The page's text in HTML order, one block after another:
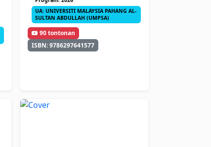
UA: UNIVERSITI MALAYSIA PAHANG AL-
SULTAN ABDULLAH (UMPSA)
90 tontonan
ISBN: 9786297641577